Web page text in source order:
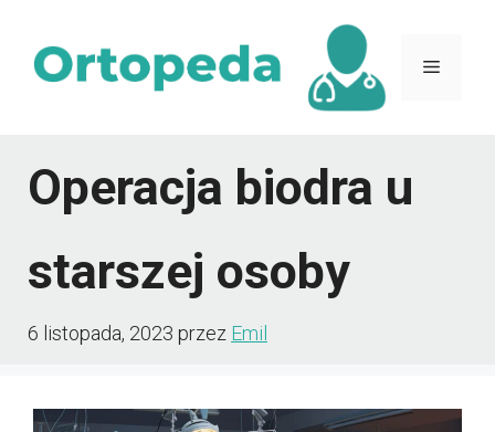
Menu
Operacja biodra u
starszej osoby
6 listopada, 2023 przez Emil